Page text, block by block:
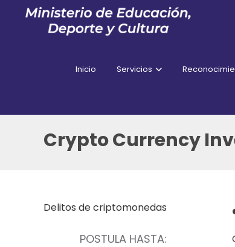
Inicio Servicios
Crypto Currency
Delitos de criptomonedas
POSTULA HASTA: